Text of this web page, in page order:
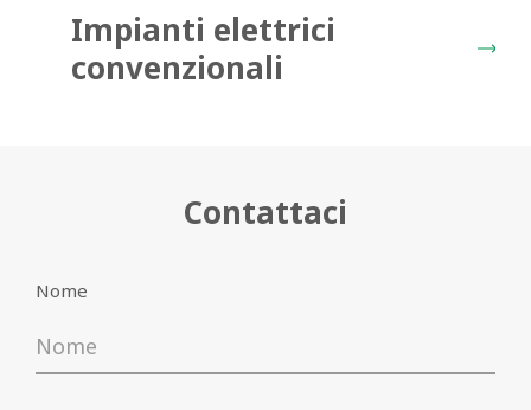
Impianti elettrici
convenzionali
Contattaci
Nome